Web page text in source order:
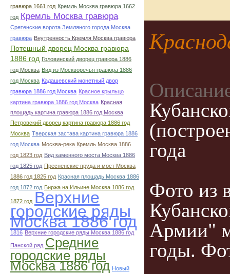
гравюра 1661 год Кремль Москва гравюра 1662
год Кремль Москва гравюра
Сретенские ворота Земляного города Москва
гравюра Внутренность Кремля Москва гравюра
Потешный дворец Москва гравюра
1886 год Головинский дворец гравюра 1886
год Москва Вид из Москворечья гравюра 1886
год Москва Кадашевский монетный двор
гравюра 1886 год Москва Красное крыльцо
картина гравюра 1886 год Москва Красная
площадь картина гравюра 1886 год Москва
Петровский дворец картина гравюра 1886 год
Москва Тверская застава картина гравюра 1886
год Москва Москва-река Кремль Москва 1886
год 1823 год Вид каменного моста Москва 1886
год 1825 год Пресненские пруда и мост Москва
1886 год 1825 год Красная площадь Москва 1886
год 1872 год Биржа на Ильине Москва 1886 год
1872 год Верхние
городские ряды
Москва 1886 год
1816 Верхние городские ряды Москва 1886 год
Панской ряд Средние
городские ряды
Москва 1886 год Новый
года
Фото из
Армии"
годы.